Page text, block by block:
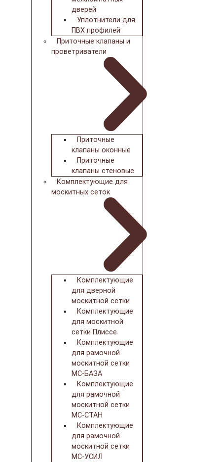
дверей
Уплотнители для
ПВХ профилей
Приточные клапаны и
проветриватели
Приточные
клапаны оконные
Приточные
клапаны стеновые
Комплектующие для
москитных сеток
Комплектующие
для дверной
москитной сетки
Комплектующие
для москитной
сетки Плиссе
Комплектующие
для рамочной
москитной сетки
МС-БАЗА
Комплектующие
для рамочной
москитной сетки
МС-СТАН
Комплектующие
для рамочной
москитной сетки
МС-УСИЛ